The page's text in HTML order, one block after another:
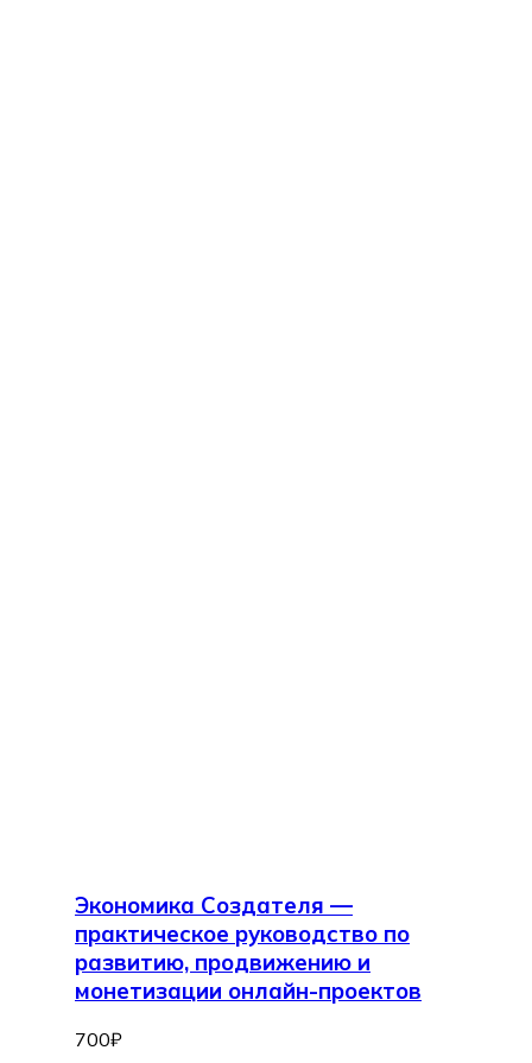
Экономика Создателя —
практическое руководство по
развитию, продвижению и
монетизации онлайн-проектов
700₽